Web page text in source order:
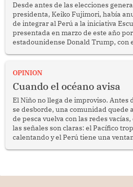
Desde antes de las elecciones
presidenta, Keiko Fujimori, había
de integrar al Perú a la iniciativa
presentada en marzo de este año
estadounidense Donald Trump, con
OPINION
Cuando el océano avisa
El Niño no llega de improviso. Antes
se desborde, una comunidad quede
de pesca vuelva con las redes
las señales son claras: el Pacífico
calentando y el Perú tiene una